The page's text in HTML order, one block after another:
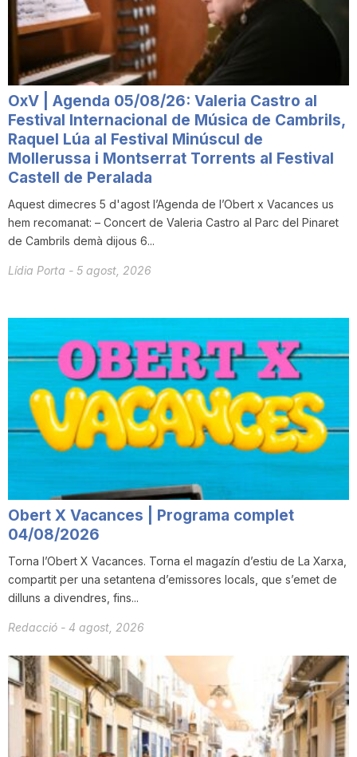
OxV | Agenda 05/08/26: Valeria Castro al
Festival Internacional de Música de Cambrils,
Raquel Lúa al Festival Minúscul de
Mollerussa i Montserrat Torrents al Festival
Castell de Peralada
Aquest dimecres 5 d'agost l’Agenda de l’Obert x Vacances us
hem recomanat: – Concert de Valeria Castro al Parc del Pinaret
de Cambrils demà dijous 6...
Lídia Porta - 5 agost, 2026
Obert X Vacances | Programa complet
04/08/2026
Torna l’Obert X Vacances. Torna el magazín d’estiu de La Xarxa,
compartit per una setantena d’emissores locals, que s’emet de
dilluns a divendres, fins...
Redacció - 4 agost, 2026